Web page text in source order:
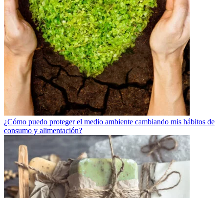
¿Cómo puedo proteger el medio ambiente cambiando mis hábitos de
consumo y alimentación?